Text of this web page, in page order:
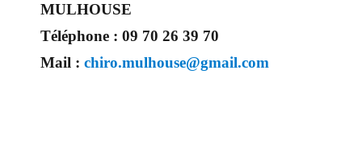
MULHOUSE
Téléphone : 09 70 26 39 70
Mail : chiro.mulhouse@gmail.com